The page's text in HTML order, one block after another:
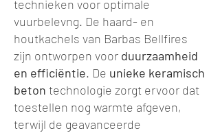
technieken voor optimale
vuurbelevng. De haard- en
houtkachels van Barbas Bellfires
zijn ontworpen voor duurzaamheid
en efficiëntie. De unieke keramisch
beton technologie zorgt ervoor dat
toestellen nog warmte afgeven,
terwijl de geavanceerde